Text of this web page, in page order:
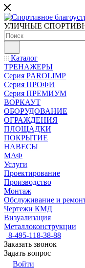
УЛИЧНЫЕ
Каталог
ТРЕНАЖЕРЫ
Серия PAROLIMP
Серия ПРОФИ
Серия ПРЕМИУМ
ВОРКАУТ
ОБОРУДОВАНИЕ
ОГРАЖДЕНИЯ
ПЛОЩАДКИ
ПОКРЫТИЕ
НАВЕСЫ
МАФ
Услуги
Проектирование
Производство
Монтаж
Обслуживание и
Чертежи КМД
Визуализация
Металлоконструкции
8-495-118-38-88
Заказать звонок
Задать вопрос
Войти